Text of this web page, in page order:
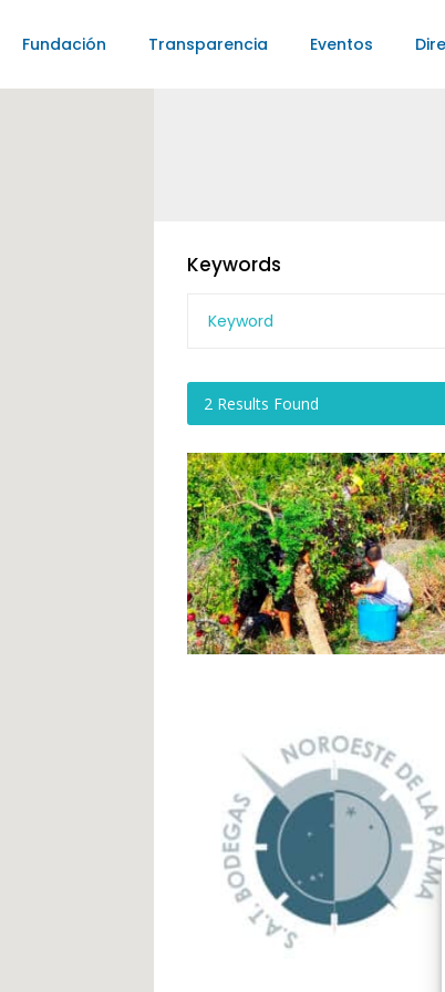
Fundación Transparencia Eventos
Keywords
2 Results Found